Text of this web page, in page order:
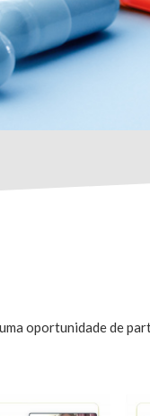
oportunidade de